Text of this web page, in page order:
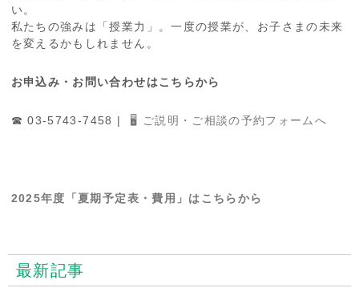
い。
私たちの強みは「授業力」。一度の授業が、お子さまの未来
を変えるかもしれません。
お申込み・お問い合わせはこちらから
☎ 03-5743-7458 | 🖥 ご説明・ご相談の予約フォームへ
2025年度「夏期予定表・費用」はこちらから
最新記事